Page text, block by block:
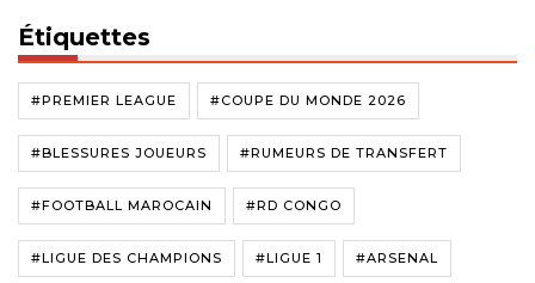
Étiquettes
#PREMIER LEAGUE #COUPE DU MONDE 2026
#BLESSURES JOUEURS #RUMEURS DE TRANSFERT
#FOOTBALL MAROCAIN #RD CONGO
#LIGUE DES CHAMPIONS #LIGUE 1 #ARSENAL